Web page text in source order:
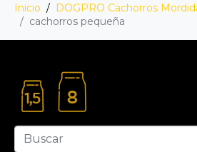
Inicio
DOGPRO Cachorros
cachorros pequeña